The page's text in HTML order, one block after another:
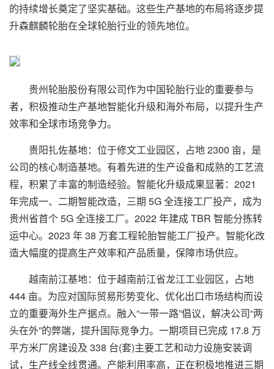
的持续增长奠定了坚实基础。这些生产基地的布局将逐步提
升森麒麟轮胎在全球轮胎行业的领先地位。
贵州轮胎股份有限公司作为中国轮胎行业的重要参与
者，积极推动生产基地智能化升级和海外布局，以提升生产
效率和全球市场竞争力。
贵阳扎佐基地：位于修文工业园区，占地 2300 亩，是
公司的核心制造基地。有着先进的生产设备和成熟的工艺流
程，积累了丰富的制造经验。智能化升级成果显著：2021
年完成一、二期智能改造，三期 5G 全连接工厂投产，成为
贵州省首个 5G 全连接工厂。2022 年建成 TBR 智能分拣转
运中心。2023 年 38 万套工程轮胎智能工厂投产。智能化改
造大幅度的提高生产效率和产品质量，保障市场供应。
越南前江基地：位于越南前江省龙江工业园区，占地
444 亩。为应对国际贸易形势变化、优化出口市场结构而设
立的重要海外生产据点。融入“一带一路”倡议，解决公司“两
头在外”的弊端，提升国际竞争力。一期项目已完成 17.8 万
平方米厂房建设及 338 台(套)主要工艺和动力设施安装调
试，生产线全线贯通。产能利用率高，正在积极地推进三期